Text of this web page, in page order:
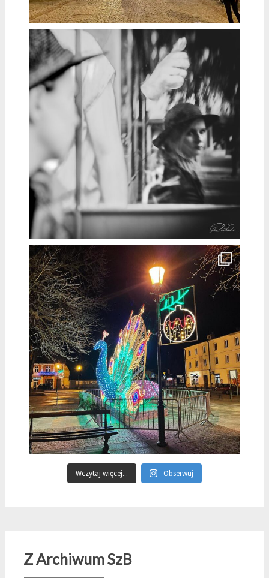
Wczytaj więcej... Obserwuj
Z Archiwum SzB